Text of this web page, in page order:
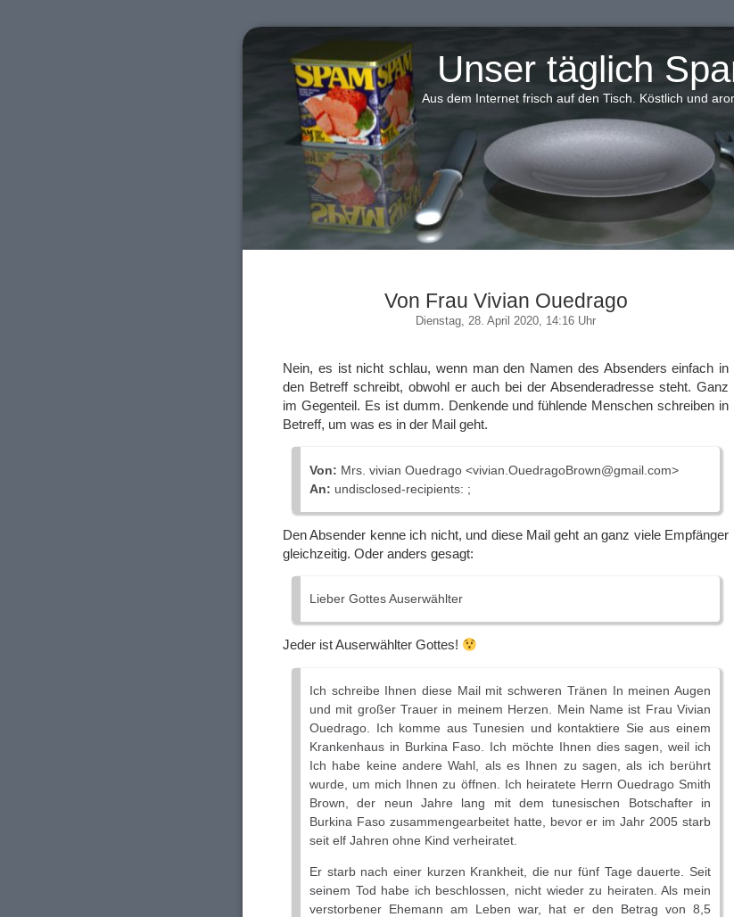
Unser täglich
Aus dem Internet frisch auf den Tisch. Köstlich und
Von Frau Vivian Ouedrago
Dienstag, 28. April 2020, 14:16 Uhr
Nein, es ist nicht schlau, wenn man den Namen des Absenders einfach in
den Betreff schreibt, obwohl er auch bei der Absenderadresse steht. Ganz
im Gegenteil. Es ist dumm. Denkende und fühlende Menschen schreiben in
Betreff, um was es in der Mail geht.
Von: Mrs. vivian Ouedrago <vivian.OuedragoBrown@gmail.com>
An: undisclosed-recipients: ;
Den Absender kenne ich nicht, und diese Mail geht an ganz viele Empfänger
gleichzeitig. Oder anders gesagt:
Lieber Gottes Auserwählter
Jeder ist Auserwählter Gottes!
Ich schreibe Ihnen diese Mail mit schweren Tränen In meinen Augen
und mit großer Trauer in meinem Herzen. Mein Name ist Frau Vivian
Ouedrago. Ich komme aus Tunesien und kontaktiere Sie aus einem
Krankenhaus in Burkina Faso. Ich möchte Ihnen dies sagen, weil ich
Ich habe keine andere Wahl, als es Ihnen zu sagen, als ich berührt
wurde, um mich Ihnen zu öffnen. Ich heiratete Herrn Ouedrago Smith
Brown, der neun Jahre lang mit dem tunesischen Botschafter in
Burkina Faso zusammengearbeitet hatte, bevor er im Jahr 2005 starb
seit elf Jahren ohne Kind verheiratet.
Er starb nach einer kurzen Krankheit, die nur fünf Tage dauerte. Seit
seinem Tod habe ich beschlossen, nicht wieder zu heiraten. Als mein
verstorbener Ehemann am Leben war, hat er den Betrag von 8,5